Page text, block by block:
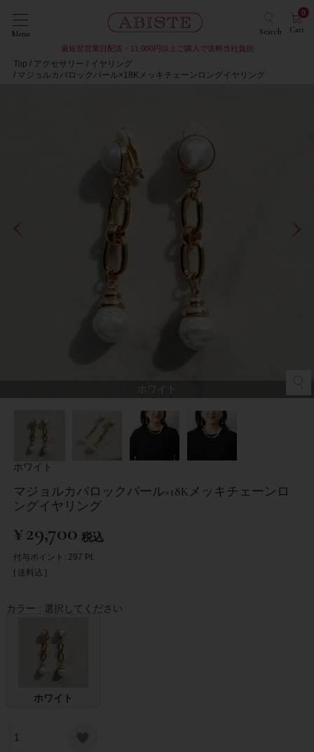
Menu Search Cart
0
最短翌営業日配送・11,000円以上ご購入で送料当社負担
Top アクセサリー
イヤリング
マジョルカバロックパール×18Kメッキチェーンロングイヤリング
ホワイト
ホワイト
マジョルカバロックパール×18Kメッキチェーンロ
ングイヤリング
¥29,700 税込
付与ポイント: 297 Pt.
送料込
カラー 選択してください
ホワイト